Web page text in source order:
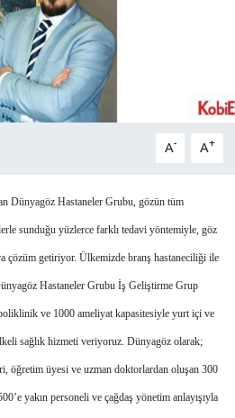
A- A+
Dünyagöz Hastaneler Grubu, gözün tüm
sunduğu yüzlerce farklı tedavi yöntemiyle, göz
çözüm getiriyor. Ülkemizde branş hastaneciliği ile
Hastaneler Grubu İş Geliştirme Grup
ve 1000 ameliyat kapasitesiyle yurt içi ve
sağlık hizmeti veriyoruz. Dünyagöz olarak;
öğretim üyesi ve uzman doktorlardan oluşan 300
yakın personeli ve çağdaş yönetim anlayışıyla